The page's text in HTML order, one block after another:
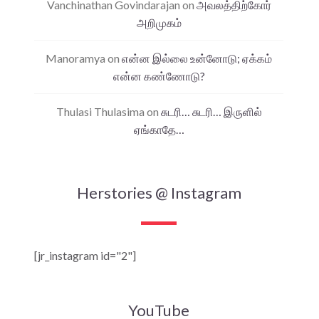
Vanchinathan Govindarajan on அவலத்திற்கோர்
அறிமுகம்
Manoramya on என்ன இல்லை உன்னோடு; ஏக்கம்
என்ன கண்ணோடு?
Thulasi Thulasima on சுடரி… சுடரி… இருளில்
ஏங்காதே…
Herstories @ Instagram
[jr_instagram id="2"]
YouTube